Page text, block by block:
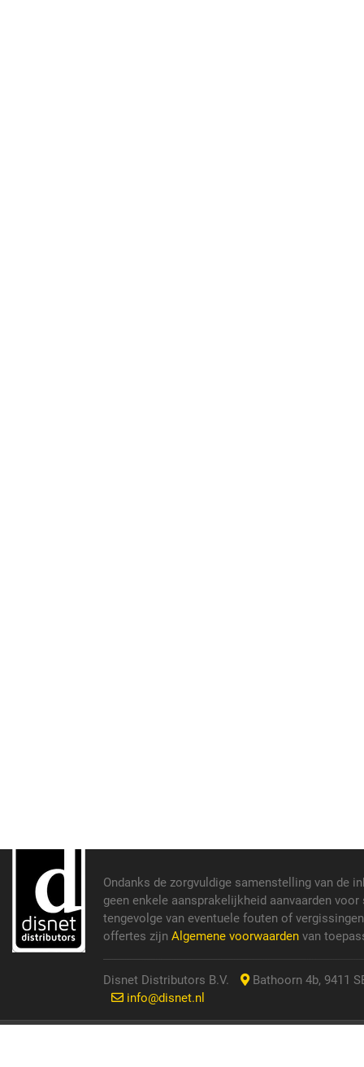
Ondanks de zorgvuldige samenstelling van de
geen enkele aansprakelijkheid aanvaarden
tengevolge van eventuele fouten of
offertes zijn Algemene voorwaarden van
Disnet Distributors B.V.
Bathoorn 4b, 9411
info@disnet.nl